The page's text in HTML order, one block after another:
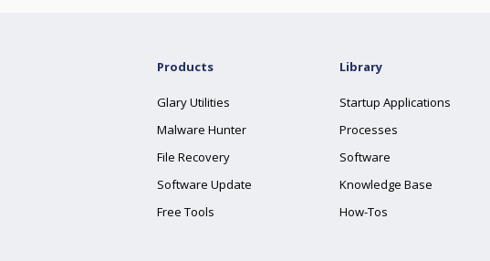
Products
Glary Utilities
Malware Hunter
File Recovery
Software Update
Free Tools
Library
Startup Applications
Processes
Software
Knowledge Base
How-Tos